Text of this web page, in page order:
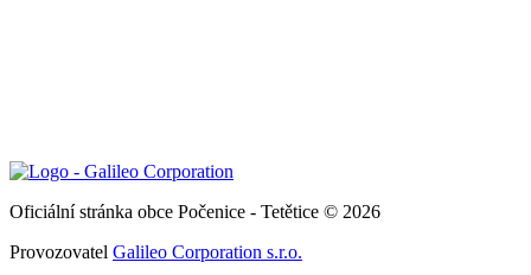
Oficiální stránka obce Počenice - Tetětice © 2026
Provozovatel Galileo Corporation s.r.o.